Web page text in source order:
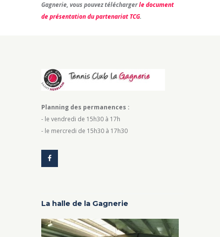
Gagnerie, vous pouvez téléchargerle document
de présentation du partenariat TCG.
Planning des permanences :
- le vendredi de 15h30 à 17h
- le mercredi de 15h30 à 17h30
La halle de la Gagnerie